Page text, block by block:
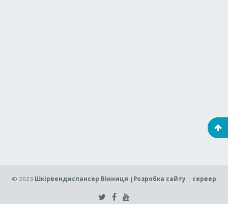
© 2023 Шкірвендиспансер Вінниця | Розробка сайту | сервер